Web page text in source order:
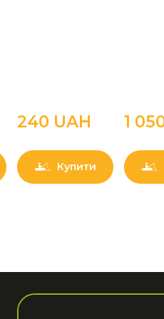
240 UAН
Купити
1